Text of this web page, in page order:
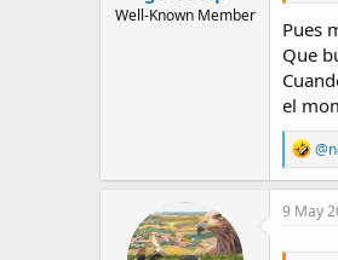
Well-Known Member
Pues
Que
el
R
e
a
c
t
9 May